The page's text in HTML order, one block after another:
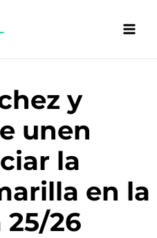
y
unen
la
en la
26